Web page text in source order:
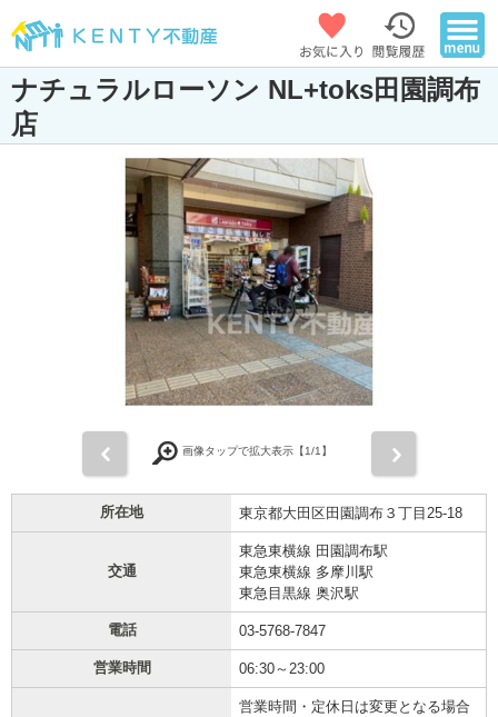
ナチュラルローソン NL+toks田園調布
店
画像タップで拡大表示【1/1】
所在地 東京都大田区田園調布３丁目25-18
交通
東急東横線 田園調布駅
東急東横線 多摩川駅
東急目黒線 奥沢駅
電話 03-5768-7847
営業時間 06:30～23:00
営業時間・定休日は変更となる場合